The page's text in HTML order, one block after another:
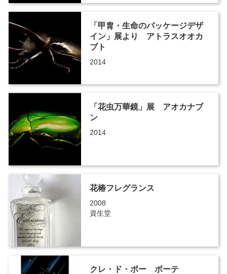
「甲胄・生命のパッケージデザ
イン」展より アトラスオオカ
ブト
2014
「花虫万華鏡」展 アオカナブ
ン
2014
花椿フレグランス
2008
資生堂
クレ・ド・ポー ボーテ